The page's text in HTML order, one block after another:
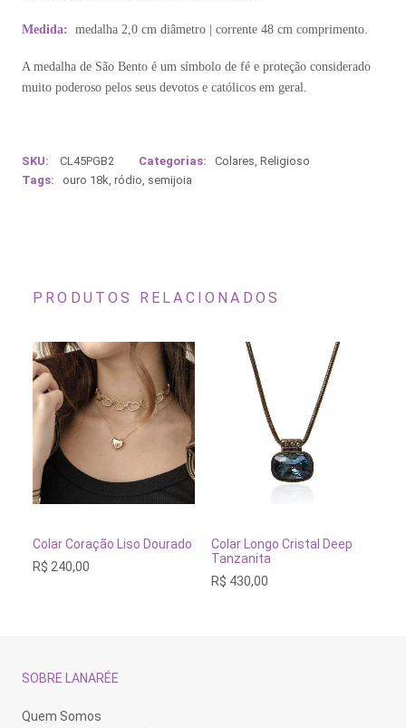
Medida: medalha 2,0 cm diâmetro | corrente 48 cm comprimento.
A medalha de São Bento é um símbolo de fé e proteção considerado
muito poderoso pelos seus devotos e católicos em geral.
SKU: CL45PGB2 Categorias: Colares, Religioso
Tags:
ouro 18k, ródio, semijoia
PRODUTOS RELACIONADOS
ADICIONAR AO CARRINHO
Colar Coração Liso Dourado
R$ 240,00
ADICIONAR AO
Colar Longo Cristal Deep
Tanzanita
R$ 430,00
SOBRE LANARÉE
Quem Somos